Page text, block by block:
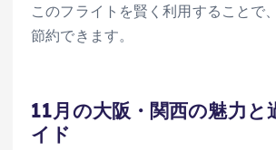
このフライトを賢く利用することで
節約できます。
11月の大阪・関西の魅力と
イド